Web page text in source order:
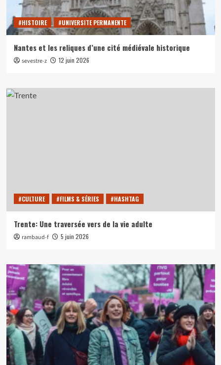
#HISTOIRE #UNIVERSITE PERMANENTE
Nantes et les reliques d’une cité médiévale historique
sevestre-z 12 juin 2026
#CULTURE #FILMS & SÉRIES #HASHTAG
Trente: Une traversée vers de la vie adulte
rambaud-f 5 juin 2026